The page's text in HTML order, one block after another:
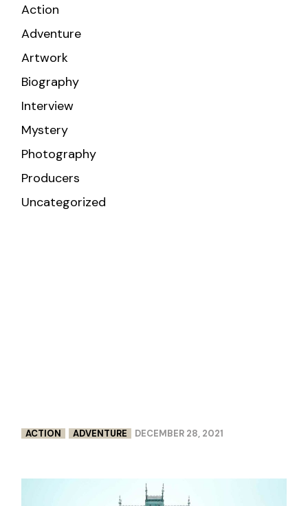
Action
Adventure
Artwork
Biography
Interview
Mystery
Photography
Producers
Uncategorized
ACTION ADVENTURE DECEMBER 28, 2021